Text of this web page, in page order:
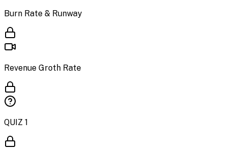
Burn Rate & Runway
Revenue Groth Rate
QUIZ 1